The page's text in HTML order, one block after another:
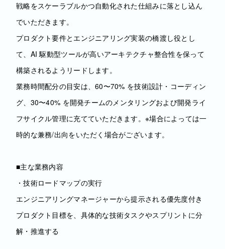
戦略をスケーラブルかつ自動化された仕組みに落とし込ん
でいただきます。
プロダクト要件とエンジニアリング実装の橋渡し役とし
て、AI 駆動型ツールが高いアーキテクチャ整合性を保って
構築されるようリードします。
業務時間配分の目安は、60〜70% を技術設計・コーディン
グ、30〜40% を開発チームのメンタリングおよび開発ライ
フサイクル管理に充てていただきます。※場合によっては⼀
時的な兼務/出向をいただく場合がございます。
■主な業務内容
・技術ロードマップの実行
エンジニアリングマネージャーから提示される優先度付き
プロダクト目標を、具体的な技術タスクやスプリントに分
解・推進する